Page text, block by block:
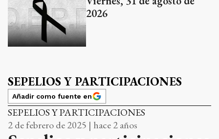
2026
SEPELIOS Y PARTICIPACIONES
Añadir como fuente en
SEPELIOS Y PARTICIPACIONES
2 de febrero de 2025 | hace 2 años